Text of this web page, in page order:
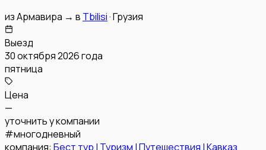
изАрмавира → в Tbilisi·Грузия
Выезд
30 октября 2026 года
пятница
Цена
—
уточнить у компании
#многодневный
компания: Бест тур | Туризм | Путешествия | Кавказ